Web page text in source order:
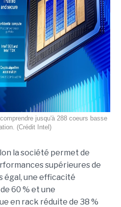
jusqu'à 288 coeurs basse
(Crédit Intel)
la société permet de
supérieures de
égal, une efficacité
60 % et une
en rack réduite de 38 %